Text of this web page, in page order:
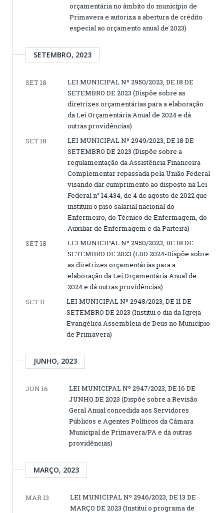
orçamentária no âmbito do município de
Primavera e autoriza a abertura de crédito
especial ao orçamento anual de 2023)
SETEMBRO, 2023
SET 18
LEI MUNICIPAL Nº 2950/2023, DE 18 DE
SETEMBRO DE 2023 (Dispõe sobre as
diretrizes orçamentárias para a elaboração
da Lei Orçamentária Anual de 2024 e dá
outras providências)
SET 18
LEI MUNICIPAL Nº 2949/2023, DE 18 DE
SETEMBRO DE 2023 (Dispõe sobre a
regulamentação da Assistência Financeira
Complementar repassada pela União Federal
visando dar cumprimento ao disposto na Lei
Federal n° 14.434, de 4 de agosto de 2022 que
instituiu o piso salarial nacional do
Enfermeiro, do Técnico de Enfermagem, do
Auxiliar de Enfermagem e da Parteira)
SET 18
LEI MUNICIPAL Nº 2950/2023, DE 18 DE
SETEMBRO DE 2023 (LDO 2024-Dispõe sobre
as diretrizes orçamentárias para a
elaboração da Lei Orçamentária Anual de
2024 e dá outras providências)
SET 11
LEI MUNICIPAL Nº 2948/2023, DE 11 DE
SETEMBRO DE 2023 (Institui o dia da Igreja
Evangélica Assembleia de Deus no Município
de Primavera)
JUNHO, 2023
JUN 16
LEI MUNICIPAL Nº 2947/2023, DE 16 DE
JUNHO DE 2023 (Dispõe sobre a Revisão
Geral Anual concedida aos Servidores
Públicos e Agentes Políticos da Câmara
Municipal de Primavera/PA e dá outras
providências)
MARÇO, 2023
MAR 13
LEI MUNICIPAL Nº 2946/2023, DE 13 DE
MARÇO DE 2023 (Institui o programa de